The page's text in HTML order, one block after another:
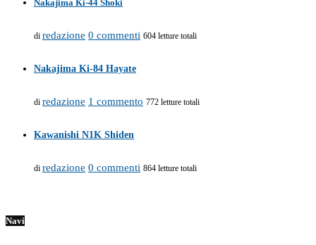
Nakajima Ki-44 Shoki
di redazione 0 commenti 604 letture totali
Nakajima Ki-84 Hayate
di redazione 1 commento 772 letture totali
Kawanishi N1K Shiden
di redazione 0 commenti 864 letture totali
Navi